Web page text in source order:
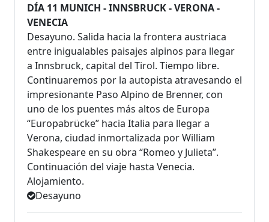
DÍA 11 MUNICH - INNSBRUCK - VERONA -
VENECIA
Desayuno. Salida hacia la frontera austriaca
entre inigualables paisajes alpinos para llegar
a Innsbruck, capital del Tirol. Tiempo libre.
Continuaremos por la autopista atravesando el
impresionante Paso Alpino de Brenner, con
uno de los puentes más altos de Europa
“Europabrücke” hacia Italia para llegar a
Verona, ciudad inmortalizada por William
Shakespeare en su obra “Romeo y Julieta”.
Continuación del viaje hasta Venecia.
Alojamiento.
Desayuno